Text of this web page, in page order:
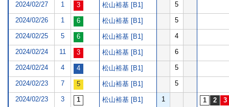
2024/02/27 1 松山裕基 [B1] 5
2024/02/26 1 松山裕基 [B1] 5
2024/02/25 5 松山裕基 [B1] 4
2024/02/24 11 松山裕基 [B1] 6
2024/02/24 4 松山裕基 [B1] 5
2024/02/23 7 松山裕基 [B1] 5
2024/02/23 3 松山裕基 [B1] 1